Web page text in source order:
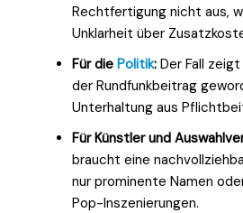
Rechtfertigung nicht aus,
Unklarheit über
Für die Politik: Der Fall
der Rundfunkbeitrag
Unterhaltung aus
Für Künstler und
braucht eine
nur prominente Namen
Pop-Inszenierungen.